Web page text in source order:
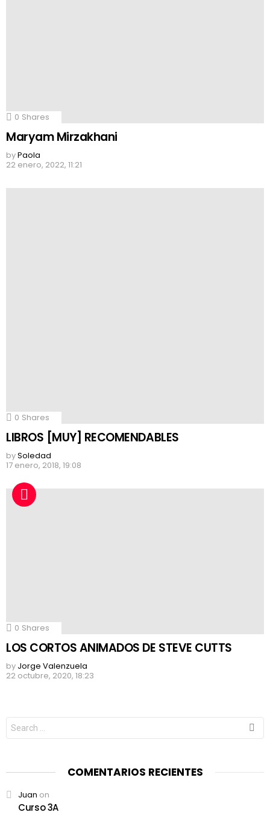
0 Shares
Maryam Mirzakhani
byPaola
22 enero, 2022, 11:21
0 Shares
LIBROS [MUY] RECOMENDABLES
bySoledad
17 enero, 2018, 19:08
0 Shares
LOS CORTOS ANIMADOS DE STEVE CUTTS
by Jorge Valenzuela
22 octubre, 2020, 18:23
Search
for:
COMENTARIOS RECIENTES
Juan on
Curso 3A